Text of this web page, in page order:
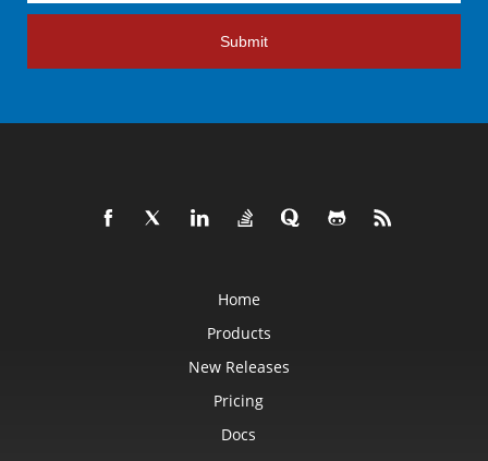
Submit
Home
Products
New Releases
Pricing
Docs